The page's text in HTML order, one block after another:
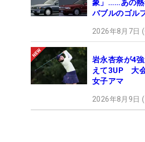
象」……あの熱
バブルのゴル
2026年8月7日
岩永杏奈が4
えて3UP 大
女子アマ
2026年8月9日